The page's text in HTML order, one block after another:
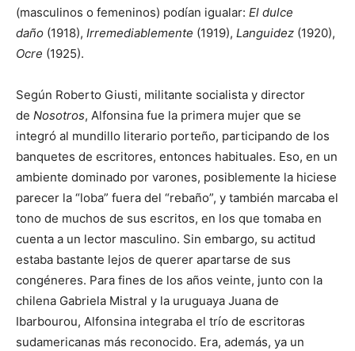
(masculinos o femeninos) podían igualar: El dulce
daño (1918), Irremediablemente (1919), Languidez (1920),
Ocre (1925).
Según Roberto Giusti, militante socialista y director
de Nosotros, Alfonsina fue la primera mujer que se
integró al mundillo literario porteño, participando de los
banquetes de escritores, entonces habituales. Eso, en un
ambiente dominado por varones, posiblemente la hiciese
parecer la “loba” fuera del “rebaño”, y también marcaba el
tono de muchos de sus escritos, en los que tomaba en
cuenta a un lector masculino. Sin embargo, su actitud
estaba bastante lejos de querer apartarse de sus
congéneres. Para fines de los años veinte, junto con la
chilena Gabriela Mistral y la uruguaya Juana de
Ibarbourou, Alfonsina integraba el trío de escritoras
sudamericanas más reconocido. Era, además, ya un